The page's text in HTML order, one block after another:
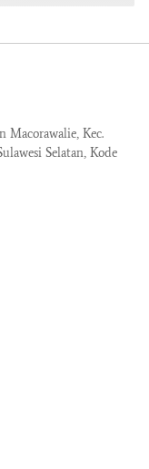
Macorawalie, Kec.
Selatan, Kode